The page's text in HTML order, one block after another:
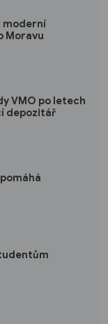
moderní
Moravu
VMO po letech
depozitář